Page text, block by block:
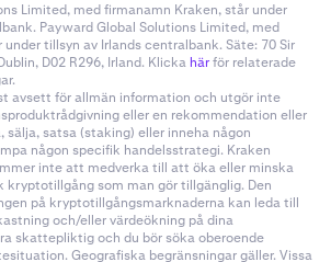
Limited, med firmanamn Kraken, står under
Payward Global Solutions Limited, med
tillsyn av Irlands centralbank. Säte: 70 Sir
D02 R296, Irland. Klicka härför relaterade
avsett för allmän information och utgör inte
eller en rekommendation eller
satsa (staking) eller inneha någon
någon specifik handelsstrategi. Kraken
inte att medverka till att öka eller minska
kryptotillgång som man gör tillgänglig. Den
på kryptotillgångsmarknaderna kan leda till
och/eller värdeökning på dina
skattepliktig och du bör söka oberoende
Geografiska begränsningar gäller. Vissa